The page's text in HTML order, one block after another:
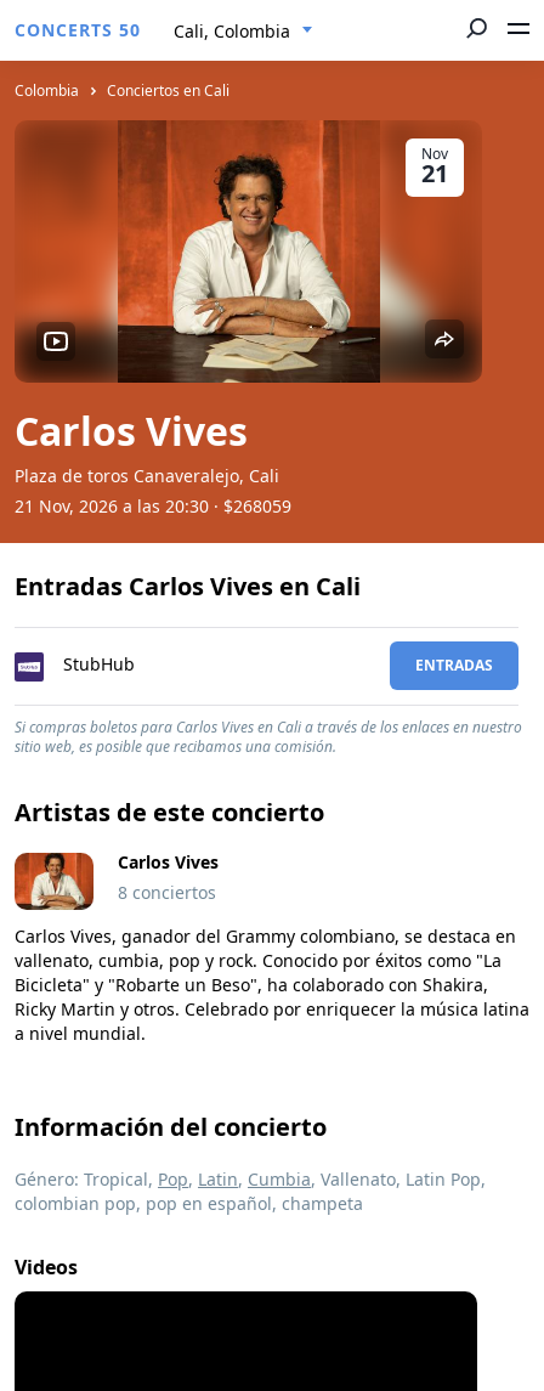
CONCERTS 50 Cali, Colombia
Colombia Conciertos en Cali
Carlos Vives
21 Nov, 2026 a las 20:30 · $268059
Plaza de toros Canaveralejo, Cali
Nov
21
Entradas Carlos Vives en Cali
StubHub ENTRADAS
Si compras boletos para Carlos Vives en Cali a través de los enlaces en nuestro
sitio web, es posible que recibamos una comisión.
Artistas de este concierto
Carlos Vives
8 conciertos
Carlos Vives, ganador del Grammy colombiano, se destaca en
vallenato, cumbia, pop y rock. Conocido por éxitos como "La
Bicicleta" y "Robarte un Beso", ha colaborado con Shakira,
Ricky Martin y otros. Celebrado por enriquecer la música latina
a nivel mundial.
Información del concierto
Género: Tropical, Pop, Latin, Cumbia, Vallenato, Latin Pop,
colombian pop, pop en español, champeta
Videos